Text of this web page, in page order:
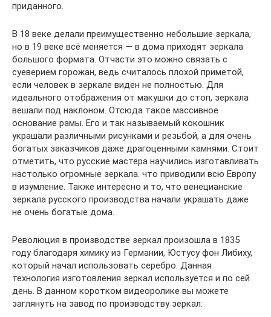
приданного.
В 18 веке делали преимущественно небольшие зеркала,
но в 19 веке всё меняется — в дома приходят зеркала
большого формата. Отчасти это можно связать с
суеверием горожан, ведь считалось плохой приметой,
если человек в зеркале виден не полностью. Для
идеального отображения от макушки до стоп, зеркала
вешали под наклоном. Отсюда такое массивное
основание рамы. Его и так называемый кокошник
украшали различными рисунками и резьбой, а для очень
богатых заказчиков даже драгоценными камнями. Стоит
отметить, что русские мастера научились изготавливать
настолько огромные зеркала. что приводили всю Европу
в изумление. Также интересно и то, что венецианские
зеркала русского производства начали украшать даже
не очень богатые дома.
Революция в производстве зеркал произошла в 1835
году благодаря химику из Германии, Юстусу фон Либиху,
который начал использовать серебро. Данная
технология изготовления зеркал используется и по сей
день. В данном коротком видеоролике вы можете
заглянуть на завод по производству зеркал: